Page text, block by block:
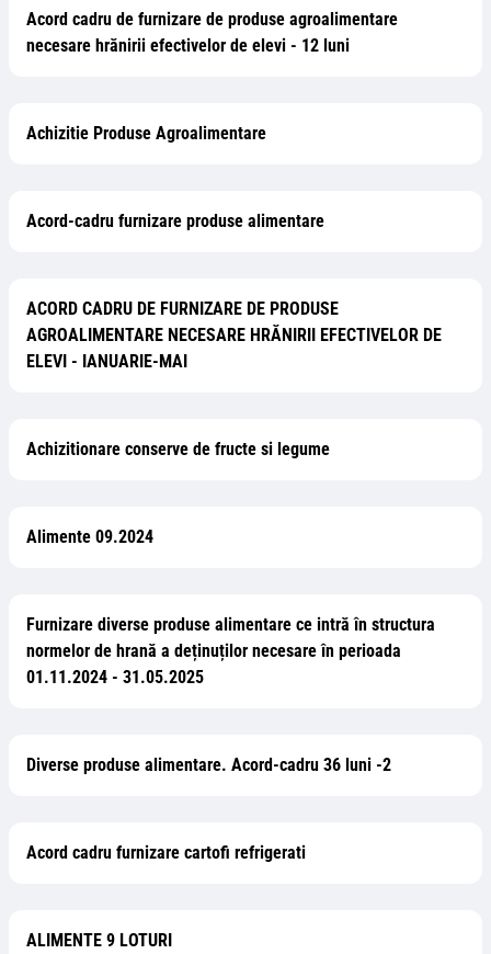
Acord cadru de furnizare de produse agroalimentare
necesare hrănirii efectivelor de elevi - 12 luni
Achizitie Produse Agroalimentare
Acord-cadru furnizare produse alimentare
ACORD CADRU DE FURNIZARE DE PRODUSE
AGROALIMENTARE NECESARE HRĂNIRII EFECTIVELOR DE
ELEVI - IANUARIE-MAI
Achizitionare conserve de fructe si legume
Alimente 09.2024
Furnizare diverse produse alimentare ce intră în structura
normelor de hrană a deținuților necesare în perioada
01.11.2024 - 31.05.2025
Diverse produse alimentare. Acord-cadru 36 luni -2
Acord cadru furnizare cartofi refrigerati
ALIMENTE 9 LOTURI